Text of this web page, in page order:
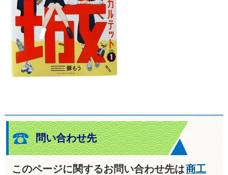
問い合わせ先
このページに関するお問い合わせ先は商工